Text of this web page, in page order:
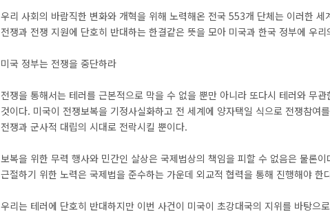
우리 사회의 바람직한 변화와 개혁을 위해 노력해온 전국 553개 단체는 이러한 세
전쟁과 전쟁 지원에 단호히 반대하는 한결같은 뜻을 모아 미국과 한국 정부에 우
미국 정부는 전쟁을 중단하라
전쟁을 통해서는 테러를 근본적으로 막을 수 없을 뿐만 아니라 또다시 테러와 무
것이다. 미국이 전쟁보복을 기정사실화하고 전 세계에 양자택일 식으로 전쟁참여
전쟁과 군사적 대립의 시대로 전락시킬 뿐이다.
보복을 위한 무력 행사와 민간인 살상은 국제법상의 책임을 피할 수 없음은 물론
근절하기 위한 노력은 국제법을 준수하는 가운데 외교적 협력을 통해 진행해야 한
우리는 테러에 단호히 반대하지만 이번 사건이 미국이 초강대국의 지위를 바탕으